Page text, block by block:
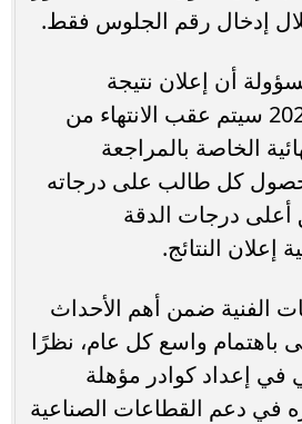
إدخال رقم الجلوس فقط.
أن إعلان نتيجة
الدبلومات الفنية 2026 سيتم عقب الانتهاء من
الخاصة بالمراجعة
كل طالب على درجاته
أعلى درجات الدقة
إعلان النتائج.
الفنية ضمن أهم الأحداث
باهتمام واسع كل عام، نظرًا
في إعداد كوادر مؤهلة
في دعم القطاعات الصناعية